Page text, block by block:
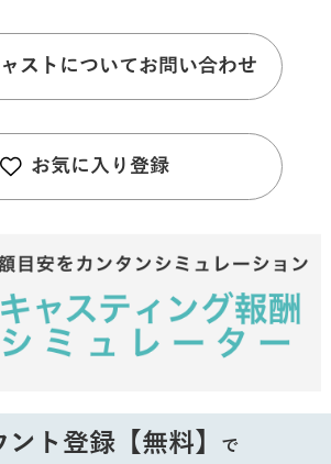
ストについてお問い合わせ
お気に入り登録
ント登録【無料】 で